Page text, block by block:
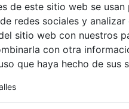
de este sitio web se
redes sociales y
sitio web con nuestros
con otra
que haya hecho de sus
Estores